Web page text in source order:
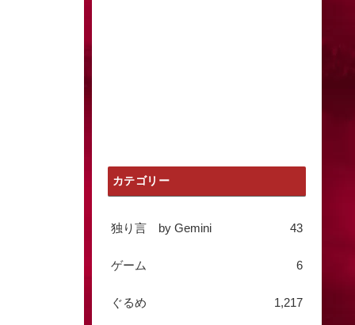
カテゴリー
独り言 by Gemini 43
ゲーム 6
ぐるめ 1,217